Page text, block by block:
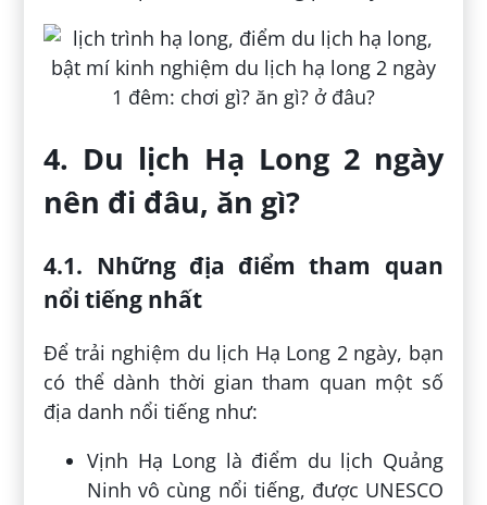
4. Du lịch Hạ Long 2 ngày
nên đi đâu, ăn gì?
4.1. Những địa điểm tham quan
nổi tiếng nhất
Để trải nghiệm du lịch Hạ Long 2 ngày, bạn
có thể dành thời gian tham quan một số
địa danh nổi tiếng như:
Vịnh Hạ Long là điểm du lịch Quảng
Ninh vô cùng nổi tiếng, được UNESCO